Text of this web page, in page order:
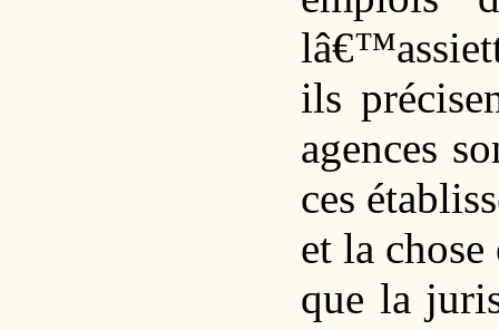
ils
agences
ces
et la
que la